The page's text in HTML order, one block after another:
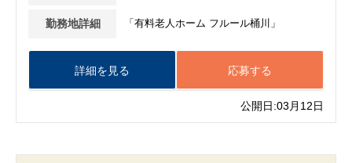
勤務地詳細 「有料老人ホーム フルール桶川」
応募する
詳細を見る
公開日:03月12日